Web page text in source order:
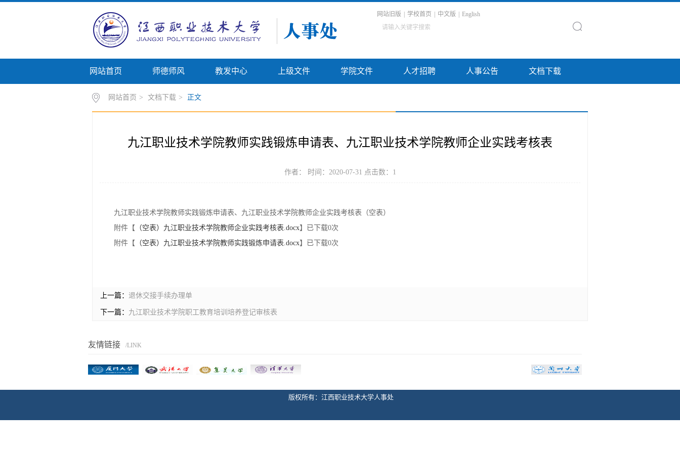
网站旧版 学校首页 中文版 English
网站首页 师德师风 教发中心 上级文件 学院文件 人才招聘 人事公告 文档下载
网站首页 > 文档下载 > 正文
九江职业技术学院教师实践锻炼申请表、九江职业技术学院教师企业实践考核表
作者： 时间：2020-07-31 点击数： 1
九江职业技术学院教师实践锻炼申请表、九江职业技术学院教师企业实践考核表（空表）
附件【 （空表）九江职业技术学院教师企业实践考核表.docx】已下载0次
附件【 （空表）九江职业技术学院教师实践锻炼申请表.docx】已下载0次
上一篇： 退休交接手续办理单
下一篇： 九江职业技术学院职工教育培训培养登记审核表
友情链接 /LINK
版权所有：江西职业技术大学人事处